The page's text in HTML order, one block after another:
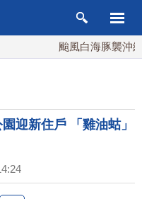
颱風白海豚襲沖繩
迎新住戶 「雞油蛄」